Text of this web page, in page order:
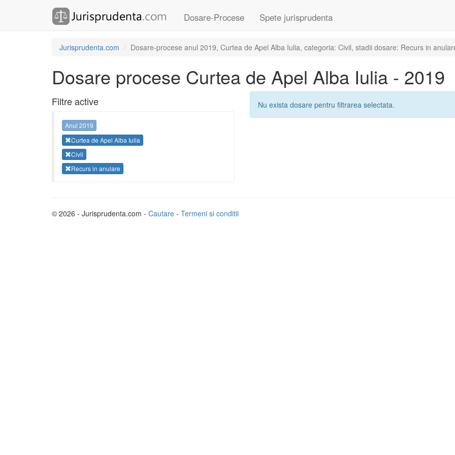
Dosare-Procese Spete jurisprudenta
Jurisprudenta.com Dosare-procese anul 2019, Curtea de Apel Alba Iulia, categoria: Civil, stadii dosare: Recurs in
Dosare procese Curtea de Apel Alba Iulia - 2019
Filtre active
Anul 2019
Curtea de Apel Alba Iulia
Civil
Recurs in anulare
Nu exista dosare pentru filtrarea selectata.
© 2026 - Jurisprudenta.com - Cautare - Termeni si conditii